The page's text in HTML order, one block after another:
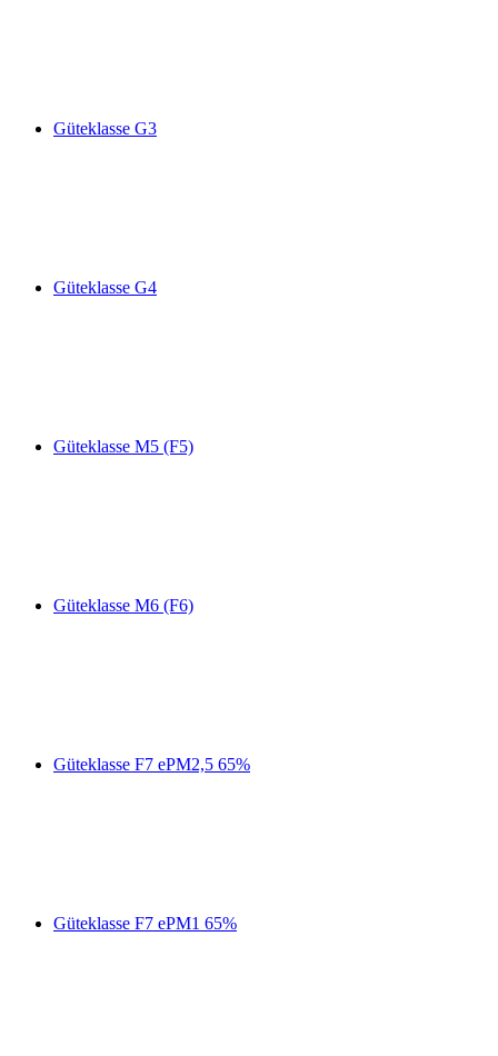
Güteklasse G3
Güteklasse G4
Güteklasse M5 (F5)
Güteklasse M6 (F6)
Güteklasse F7 ePM2,5 65%
Güteklasse F7 ePM1 65%